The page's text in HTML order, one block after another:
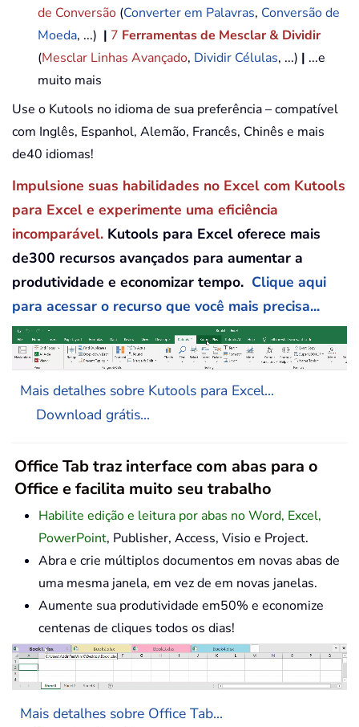
de Conversão (Converter em Palavras, Conversão de
Moeda, ...) | 7 Ferramentas de Mesclar & Dividir
(Mesclar Linhas Avançado, Dividir Células, ...) | ...e
muito mais
Use o Kutools no idioma de sua preferência – compatível
com Inglês, Espanhol, Alemão, Francês, Chinês e mais
de40 idiomas!
Impulsione suas habilidades no Excel com Kutools
para Excel e experimente uma eficiência
incomparável. Kutools para Excel oferece mais
de300 recursos avançados para aumentar a
produtividade e economizar tempo. Clique aqui
para acessar o recurso que você mais precisa...
Mais detalhes sobre Kutools para Excel...
Download grátis...
Office Tab traz interface com abas para o
Office e facilita muito seu trabalho
Habilite edição e leitura por abas no Word, Excel,
PowerPoint, Publisher, Access, Visio e Project.
Abra e crie múltiplos documentos em novas abas de
uma mesma janela, em vez de em novas janelas.
Aumente sua produtividade em50% e economize
centenas de cliques todos os dias!
Mais detalhes sobre Office Tab...